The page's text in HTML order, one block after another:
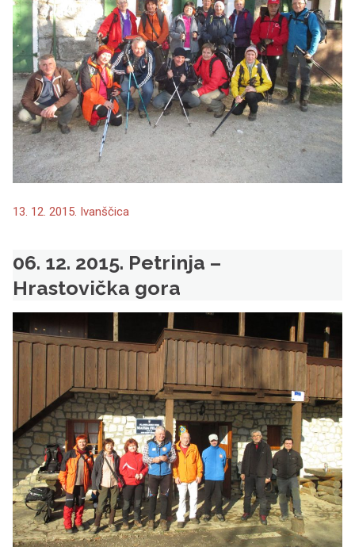
13. 12. 2015. Ivanščica
06. 12. 2015. Petrinja –
Hrastovička gora